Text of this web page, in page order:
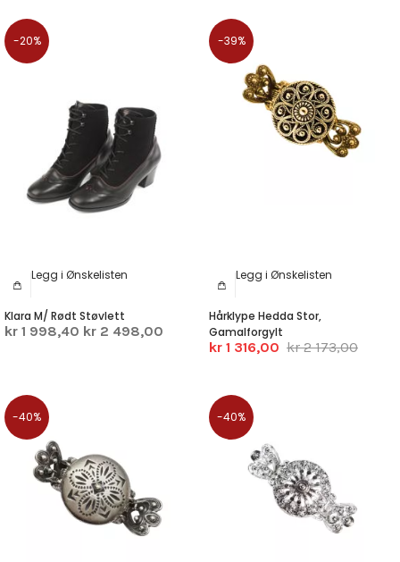
-20%
Legg i Ønskelisten
Klara M/ Rødt Støvlett
kr 1 998,40 kr 2 498,00
-39%
Legg i Ønskelisten
Hårklype Hedda Stor,
Gamalforgylt
kr 1 316,00 kr 2 173,00
-40% -40%